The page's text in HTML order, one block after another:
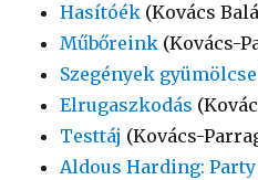
Hasítóék (Kovács
Műbőreink (Kovács-
Szegények gyümölcse
Elrugaszkodás
Testtáj (Kovács-
Aldous Harding: Party